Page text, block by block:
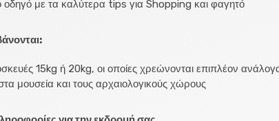
οδηγό με τα καλύτερα tips για Shopping και φαγητό
15kg ή 20kg, οι οποίες χρεώνονται επιπλέον
μουσεία και τους αρχαιολογικούς χώρους